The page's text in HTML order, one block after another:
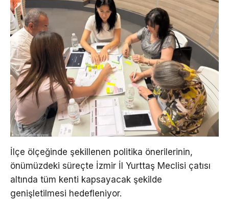
İlçe ölçeğinde şekillenen politika önerilerinin,
önümüzdeki süreçte İzmir İl Yurttaş Meclisi çatısı
altında tüm kenti kapsayacak şekilde
genişletilmesi hedefleniyor.